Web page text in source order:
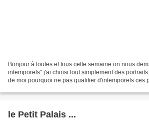
Bonjour à toutes et tous cette semaine on nous
intemporels" j'ai choisi tout simplement des
de moi pourquoi ne pas qualifier d'intemporels ces
le Petit Palais ...